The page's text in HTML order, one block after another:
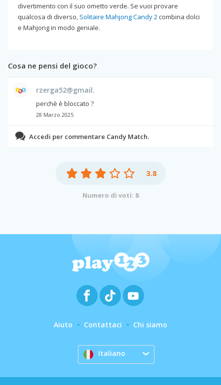
divertimento con il suo ometto verde. Se vuoi provare
qualcosa di diverso, Solitaire Mahjong Candy 2 combina dolci
e Mahjong in modo geniale.
Cosa ne pensi del gioco?
rzerga52@gmail.
perchè è bloccato ?
28 Marzo 2025
Accedi per commentare Candy Match.
3.8
Numero di voti: 8
Aiuto Contattaci Chi siamo
Italiano